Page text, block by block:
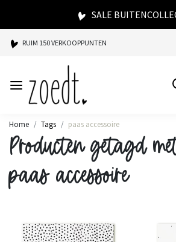
SALE
RUIM 150 VERKOOPPUNTEN
SPAARPUNTEN BIJ ELKE AANKOOP
SNELLE LEVERING
Home Tags paas accessoire
Producten getagd
paas accessoire